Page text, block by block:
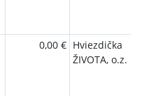
0,00 € Hviezdička
ŽIVOTA, o.z.